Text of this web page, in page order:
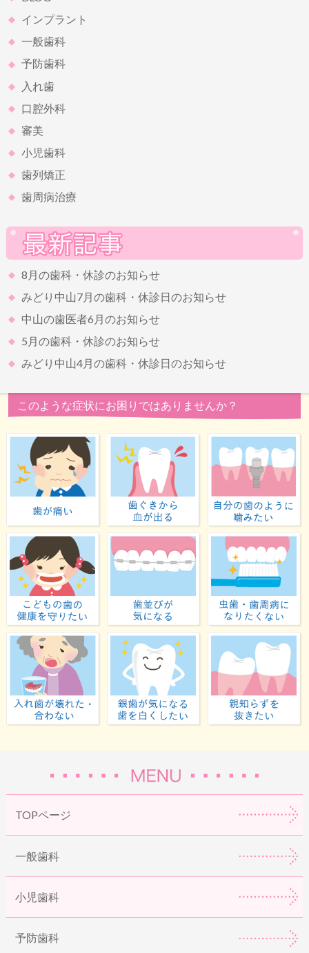
インプラント
一般歯科
予防歯科
入れ歯
口腔外科
審美
小児歯科
歯列矯正
歯周病治療
8月の歯科・休診のお知らせ
みどり中山7月の歯科・休診日のお知らせ
中山の歯医者6月のお知らせ
5月の歯科・休診のお知らせ
みどり中山4月の歯科・休診日のお知らせ
このような症状にお困りではありませんか？
歯が痛い 歯ぐきから血が出る
子どもの歯の健康を守りたい歯並びが気になる
入れ歯が壊れた・合わない虫歯が気になる・歯
TOPページ
一般歯科
小児歯科
予防歯科